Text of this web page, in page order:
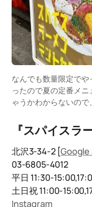
なんでも数量限定で
ったので夏の定番メ
ゃうかわからないの
『スパイスラ
北沢3-34-2 [Google
03-6805-4012
平日 11:30-
土日祝 11:00-
Instagram